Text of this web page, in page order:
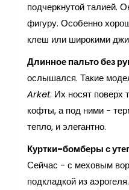
подчеркнутой талией.
фигуру. Особенно
клеш или широкими
Длинное пальто без
ослышался. Такие
Arket. Их носят поверх
кофты, а под ними -
тепло, и элегантно.
Куртки-бомберы с
Сейчас - с меховым
подкладкой из